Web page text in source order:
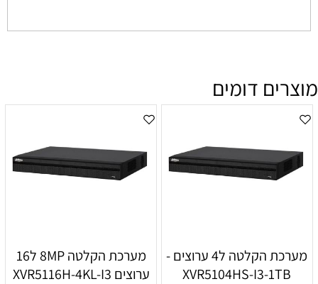
מוצרים דומים
מערכת הקלטה ל4 ערוצים -
XVR5104HS-I3-1TB
מערכת הקלטה 8MP ל16
ערוצים XVR5116H-4KL-I3